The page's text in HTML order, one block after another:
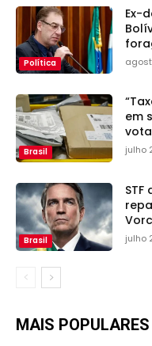
Política
Ex-
Brasil
em
julho
Brasil julho
MAIS POPULARES